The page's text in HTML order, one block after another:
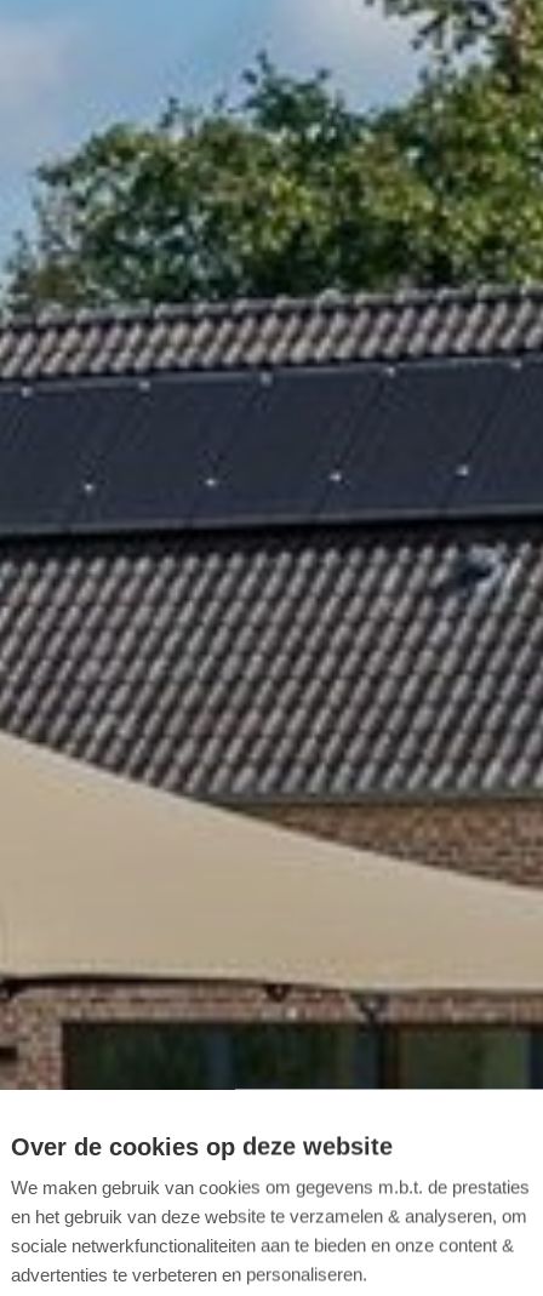
Over de cookies op deze website
We maken gebruik van cookies om gegevens m.b.t. de prestaties
en het gebruik van deze website te verzamelen & analyseren, om
sociale netwerkfunctionaliteiten aan te bieden en onze content &
advertenties te verbeteren en personaliseren.